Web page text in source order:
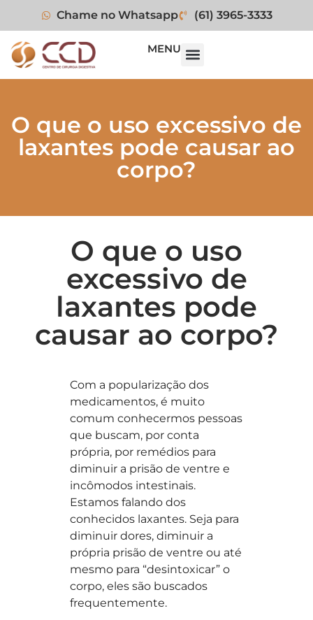
Chame no Whatsapp (61) 3965-3333
MENU
O que o uso excessivo de
laxantes pode causar ao
corpo?
O que o uso
excessivo de
laxantes pode
causar ao corpo?
Com a popularização dos
medicamentos, é muito
comum conhecermos pessoas
que buscam, por conta
própria, por remédios para
diminuir a prisão de ventre e
incômodos intestinais.
Estamos falando dos
conhecidos laxantes. Seja para
diminuir dores, diminuir a
própria prisão de ventre ou até
mesmo para “desintoxicar” o
corpo, eles são buscados
frequentemente.